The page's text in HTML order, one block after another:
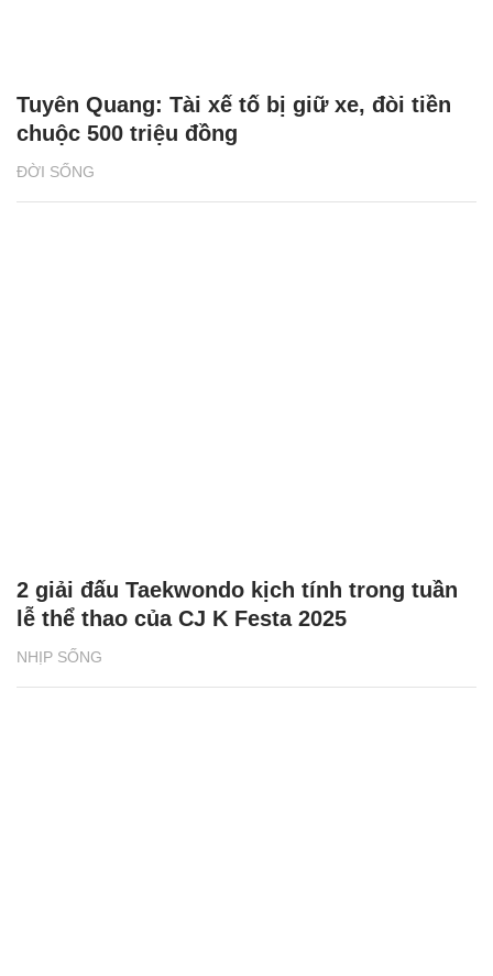
ĐỜI SỐNG
Tuyên Quang: Tài xế tố bị giữ xe, đòi tiền
chuộc 500 triệu đồng
NHỊP SỐNG
2 giải đấu Taekwondo kịch tính trong tuần
lễ thể thao của CJ K Festa 2025